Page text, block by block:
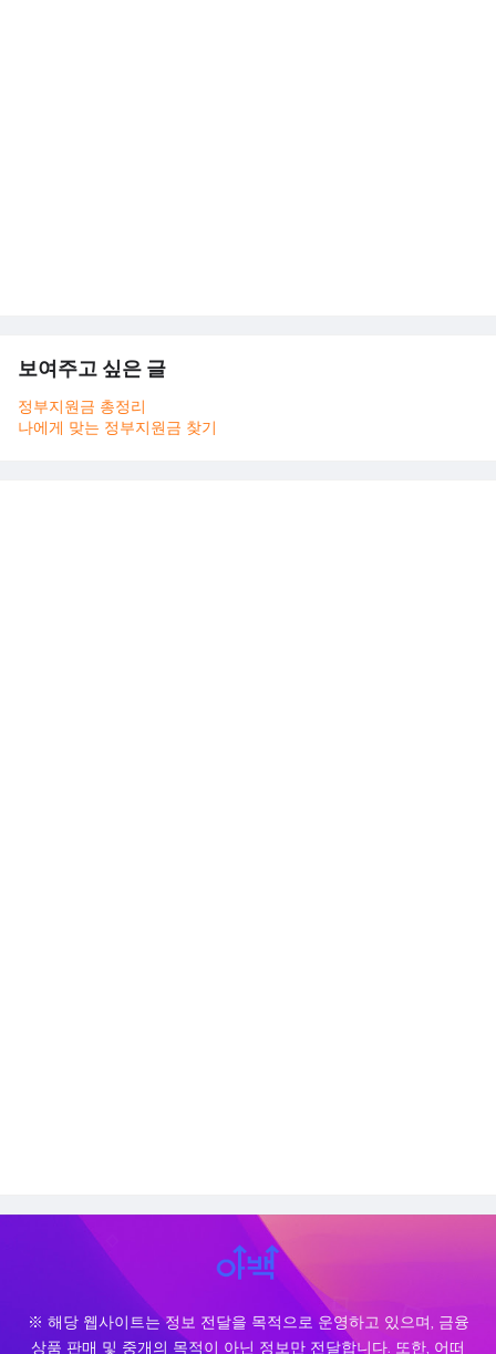
보여주고 싶은 글
정부지원금 총정리
나에게 맞는 정부지원금 찾기
※ 해당 웹사이트는 정보 전달을 목적으로 운영하고 있으며, 금융
상품 판매 및 중개의 목적이 아닌 정보만 전달합니다. 또한, 어떠